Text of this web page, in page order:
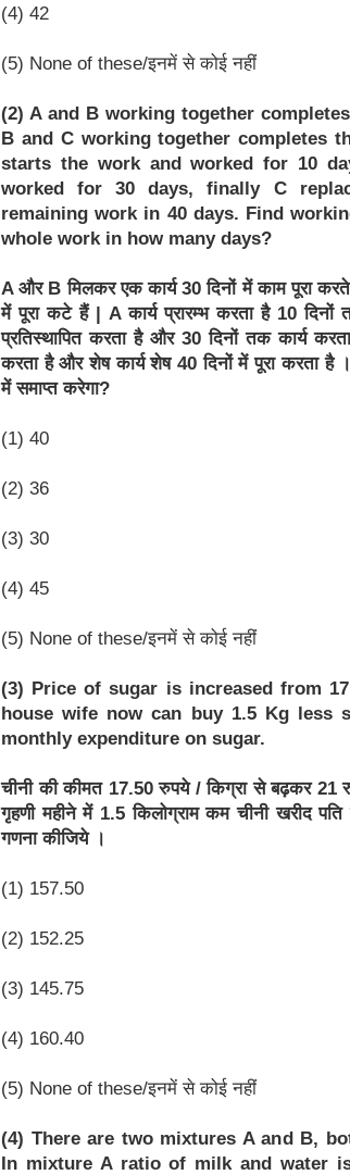
(4) 42
(5) None of these/इनमें से कोई नहीं
(2) A and B working together
B and C working together completes
starts the work and worked for 10
worked for 30 days, finally C
remaining work in 40 days. Find
whole work in how many days?
A और B मिलकर एक कार्य 30 दिनों में काम पूरा
में पूरा कटे हैं | A कार्य प्रारम्भ करता है 10
प्रतिस्थापित करता है और 30 दिनों तक कार्य
करता है और शेष कार्य शेष 40 दिनों में पूरा करता
में समाप्त करेगा?
(1) 40
(2) 36
(3) 30
(4) 45
(5) None of these/इनमें से कोई नहीं
(3) Price of sugar is increased from
house wife now can buy 1.5 Kg less
monthly expenditure on sugar.
चीनी की कीमत 17.50 रुपये / किग्रा से बढ़कर 21
गृहणी महीने में 1.5 किलोग्राम कम चीनी खरीद
गणना कीजिये ।
(1) 157.50
(2) 152.25
(3) 145.75
(4) 160.40
(5) None of these/इनमें से कोई नहीं
(4) There are two mixtures A and B,
In mixture A ratio of milk and water